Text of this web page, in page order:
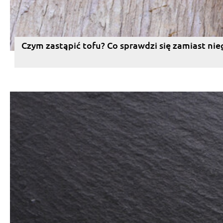
Czym zastąpić tofu? Co sprawdzi się zamiast